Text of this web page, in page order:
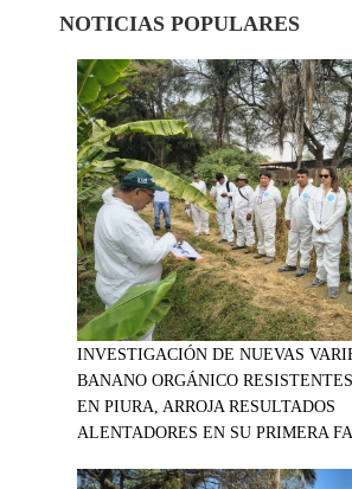
NOTICIAS POPULARES
INVESTIGACIÓN DE NUEVAS
BANANO ORGÁNICO
EN PIURA, ARROJA RESULTADOS
ALENTADORES EN SU PRIMERA